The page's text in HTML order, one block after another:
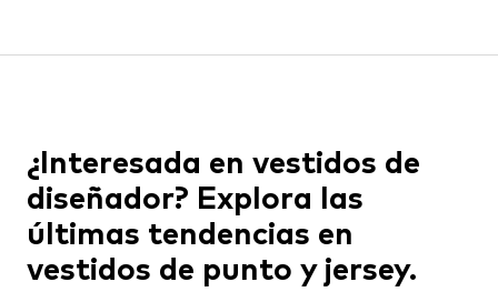
¿Interesada en vestidos de
diseñador? Explora las
últimas tendencias en
vestidos de punto y jersey.